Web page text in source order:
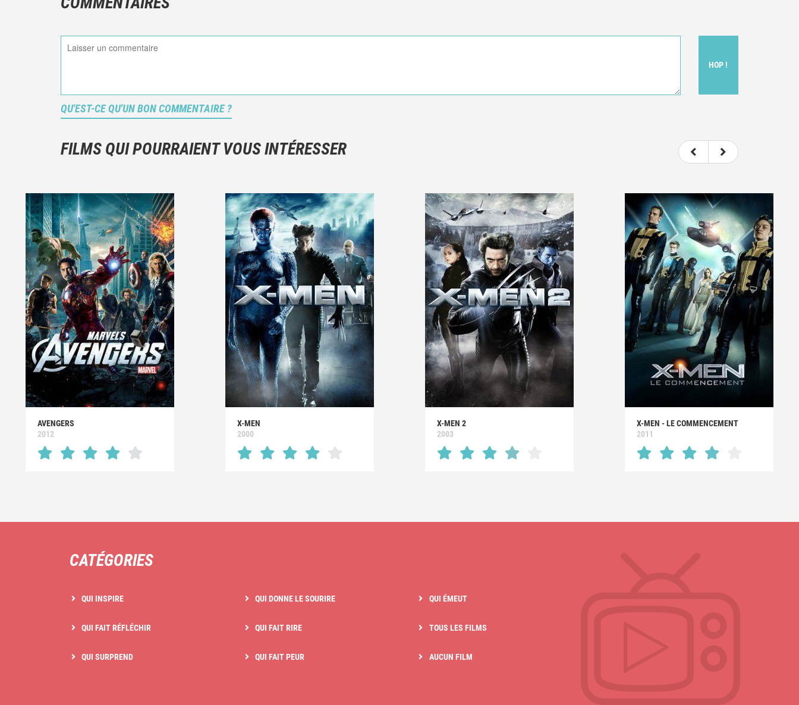
HOP !
QU'EST-CE QU'UN BON COMMENTAIRE ?
N'hésitez pas à décrire clairement vos émotions plutôt qu'à décrire le film.
Et, attention à ne pas dévoiler d'éléments de l'intrigue !
FILMS QUI POURRAIENT VOUS INTÉRESSER
AVENGERS
2012
X-MEN
2000
X-MEN 2
2003
X-MEN - LE COMMENCEMENT
2011
CATÉGORIES
QUI INSPIRE
QUI FAIT RÉFLÉCHIR
QUI SURPREND
QUI DONNE LE SOURIRE
QUI FAIT RIRE
QUI FAIT PEUR
QUI ÉMEUT
TOUS LES FILMS
AUCUN FILM